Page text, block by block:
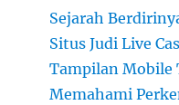
Sejarah
Situs Judi Live
Tampilan Mobile
Memahami